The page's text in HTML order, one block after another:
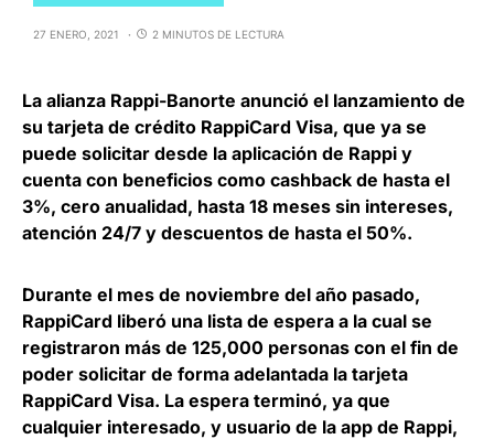
27 ENERO, 2021 2 MINUTOS DE LECTURA
La alianza Rappi-Banorte anunció el lanzamiento de
su tarjeta de crédito RappiCard Visa, que ya se
puede solicitar desde la aplicación de Rappi y
cuenta con beneficios como cashback de hasta el
3%, cero anualidad, hasta 18 meses sin intereses,
atención 24/7 y descuentos de hasta el 50%.
Durante el mes de noviembre del año pasado,
RappiCard liberó una lista de espera a la cual se
registraron más de 125,000 personas con el fin de
poder solicitar de forma adelantada la tarjeta
RappiCard Visa. La espera terminó, ya que
cualquier interesado, y usuario de la app de Rappi,